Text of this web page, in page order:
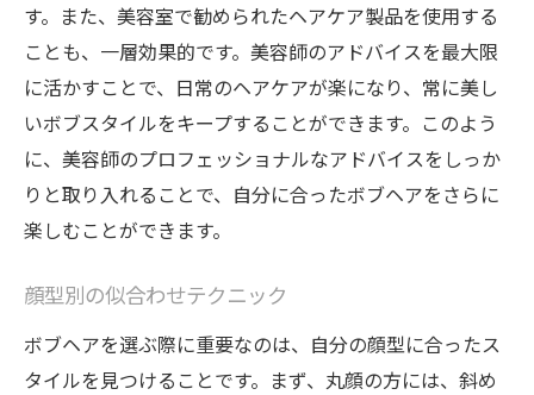
す。また、美容室で勧められたヘアケア製品を使用する
ことも、一層効果的です。美容師のアドバイスを最大限
に活かすことで、日常のヘアケアが楽になり、常に美し
いボブスタイルをキープすることができます。このよう
に、美容師のプロフェッショナルなアドバイスをしっか
りと取り入れることで、自分に合ったボブヘアをさらに
楽しむことができます。
顔型別の似合わせテクニック
ボブヘアを選ぶ際に重要なのは、自分の顔型に合ったス
タイルを見つけることです。まず、丸顔の方には、斜め